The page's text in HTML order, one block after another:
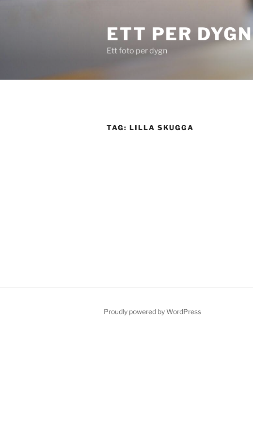
ETT PER DYGN
Ett foto per dygn
TAG: LILLA SKUGGA
Proudly powered by WordPress